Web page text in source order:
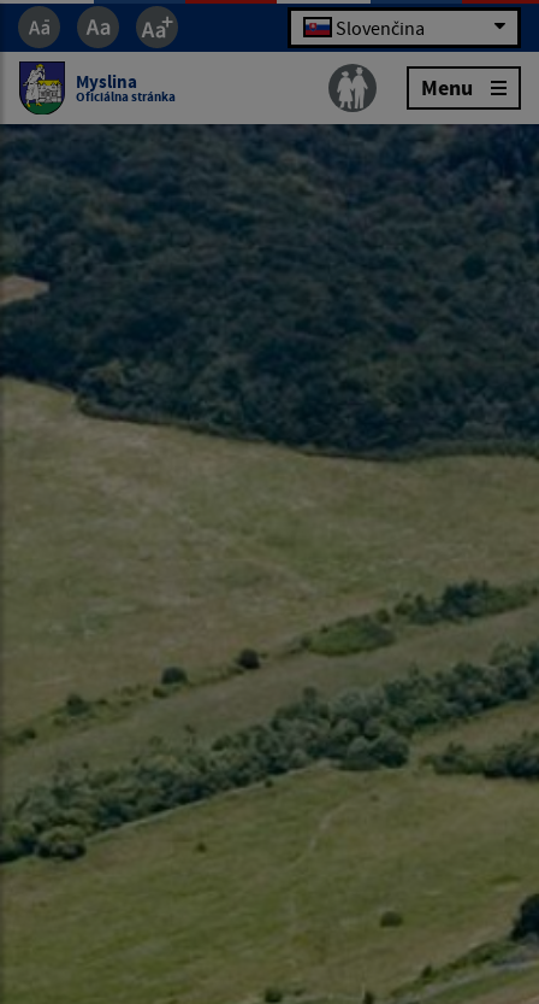
Slovenčina
Myslina
Oficiálna stránka Menu